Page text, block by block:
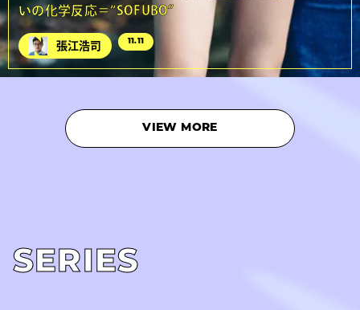
いの化学反応＝“SOFUBO”
張江浩司 11.11
VIEW MORE
SERIES